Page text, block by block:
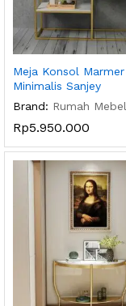
Meja Konsol Marmer
Minimalis Sanjey
Brand: Rumah Mebel
Rp5.950.000